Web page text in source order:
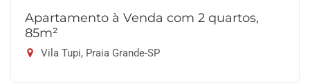
Apartamento à Venda com 2 quartos,
85m²
Vila Tupi, Praia Grande-SP